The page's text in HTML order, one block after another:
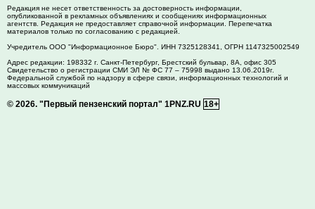
Редакция не несет ответственность за достоверность информации,
опубликованной в рекламных объявлениях и сообщениях информационных
агентств. Редакция не предоставляет справочной информации. Перепечатка
материалов только по согласованию с редакцией.
Учредитель ООО "Информационное Бюро". ИНН 7325128341, ОГРН 1147325002549
Адрес редакции: 198332 г. Санкт-Петербург, Брестский бульвар, 8А, офис 305
Свидетельство о регистрации СМИ ЭЛ № ФС 77 – 75998 выдано 13.06.2019г.
Федеральной службой по надзору в сфере связи, информационных технологий и
массовых коммуникаций
© 2026. "Первый пензенский портал" 1PNZ.RU 18+